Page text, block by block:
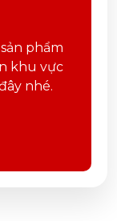
phẩm
khu vực
nhé.